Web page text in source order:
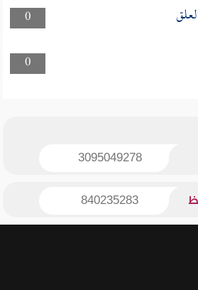
0
0
3095049278
840235283